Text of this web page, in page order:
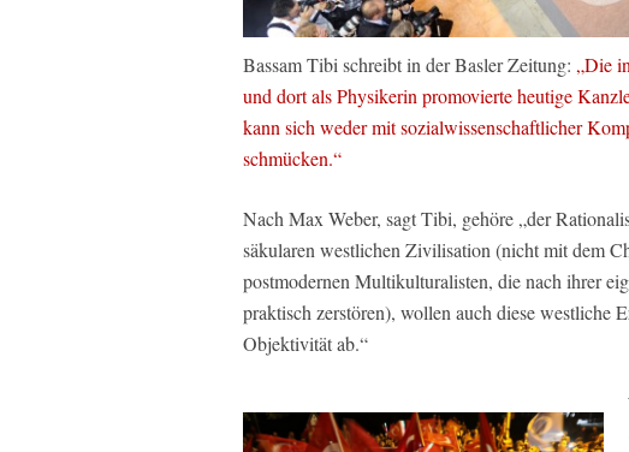
Bassam Tibi schreibt in der Basler Zeitung: „Die
und dort als Physikerin promovierte heutige
kann sich weder mit sozialwissenschaftlicher
schmücken.“
Nach Max Weber, sagt Tibi, gehöre „der
säkularen westlichen Zivilisation (nicht mit dem
postmodernen Multikulturalisten, die nach ihrer
praktisch zerstören), wollen auch diese westliche
Objektivität ab.“